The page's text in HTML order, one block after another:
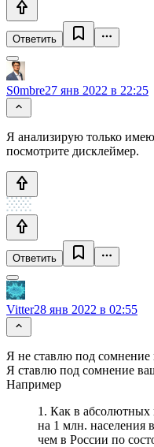
Ответить
S0mbre27 янв 2022 в 22:25
Я анализирую только
посмотрите дисклеймер.
Ответить
Vitter28 янв 2022 в 02:55
Я не ставлю под сомнение
Я ставлю под сомнение
Например
1. Как в абсолютных
на 1 млн.
чем в России по